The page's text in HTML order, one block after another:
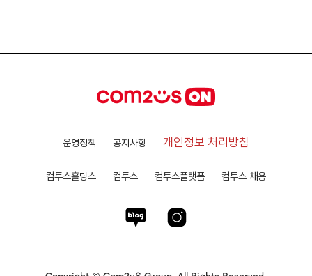
운영정책 공지사항 개인정보 처리방침
컴투스홀딩스 컴투스 컴투스플랫폼 컴투스 채용